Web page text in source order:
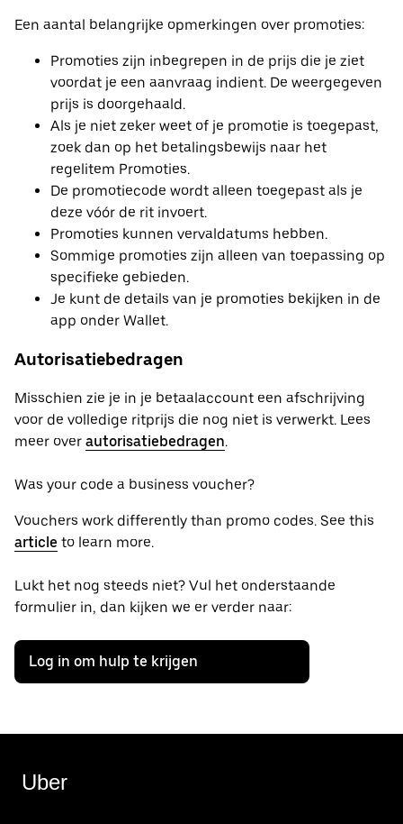
Een aantal belangrijke opmerkingen over promoties:
Promoties zijn inbegrepen in de prijs die je ziet
voordat je een aanvraag indient. De weergegeven
prijs is doorgehaald.
Als je niet zeker weet of je promotie is toegepast,
zoek dan op het betalingsbewijs naar het
regelitem Promoties.
De promotiecode wordt alleen toegepast als je
deze vóór de rit invoert.
Promoties kunnen vervaldatums hebben.
Sommige promoties zijn alleen van toepassing op
specifieke gebieden.
Je kunt de details van je promoties bekijken in de
app onder Wallet.
Autorisatiebedragen
Misschien zie je in je betaalaccount een afschrijving
voor de volledige ritprijs die nog niet is verwerkt. Lees
meer over autorisatiebedragen.
Was your code a business voucher?
Vouchers work differently than promo codes. See this
article to learn more.
Lukt het nog steeds niet? Vul het onderstaande
formulier in, dan kijken we er verder naar:
Log in om hulp te krijgen
Uber